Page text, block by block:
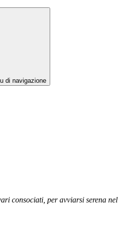
di navigazione
consociati, per avviarsi serena nel